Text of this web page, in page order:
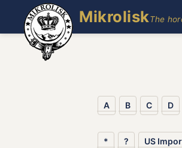
MikroliskThe
A B C D
* ? US